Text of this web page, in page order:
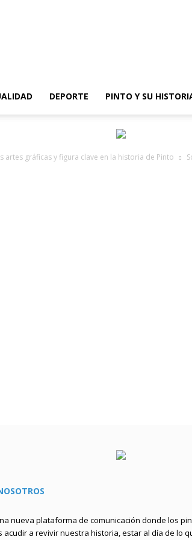
DEPORTE PINTO Y SU
artes gráficas y figura clave en la historia de Pinto
nueva plataforma de comunicación donde los
acudir a revivir nuestra historia, estar al día de lo